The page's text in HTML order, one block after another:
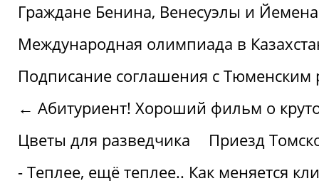
Граждане Бенина, Венесуэлы и
Международная олимпиада в
Подписание соглашения с Тюменским
← Абитуриент! Хороший фильм о
Цветы для разведчика
Приезд
- Теплее, ещё теплее.. Как меняется